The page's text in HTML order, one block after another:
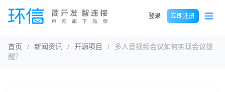
登录 立即注册
首页 / 新闻资讯 / 开源项目 /
多人音视频会议如何实现会议提
醒？